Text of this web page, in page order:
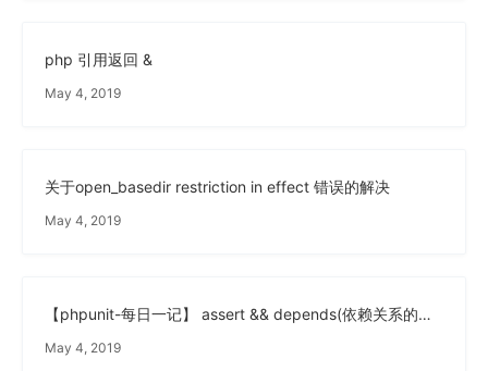
php 引用返回 &
May 4, 2019
关于open_basedir restriction in effect 错误的解决
May 4, 2019
【phpunit-每日一记】 assert && depends(依赖关系的使用)
May 4, 2019